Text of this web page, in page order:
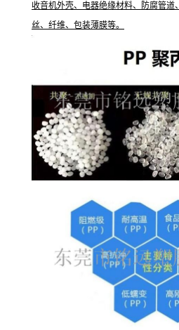
收音机外壳、电器绝缘材料、防腐管道
丝、纤维、包装薄膜等。